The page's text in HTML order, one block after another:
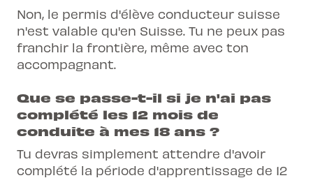
Non, le permis d'élève conducteur suisse
n'est valable qu'en Suisse. Tu ne peux pas
franchir la frontière, même avec ton
accompagnant.
Que se passe-t-il si je n'ai pas
complété les 12 mois de
conduite à mes 18 ans ?
Tu devras simplement attendre d'avoir
complété la période d'apprentissage de 12